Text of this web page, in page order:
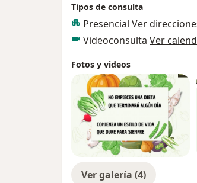
Tipos de consulta
Presencial Ver
Videoconsulta Ver
Fotos y videos
Ver galería (4)